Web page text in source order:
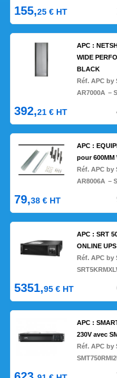
155,25 € HT
APC :
WIDE
BLACK
Réf. APC by
AR7000A –
392,21 € HT
APC :
pour 600MM
Réf. APC by
AR8006A –
79,38 € HT
APC : SRT
ONLINE UPS
Réf. APC by
5351,95 € HT
APC :
230V avec
Réf. APC by